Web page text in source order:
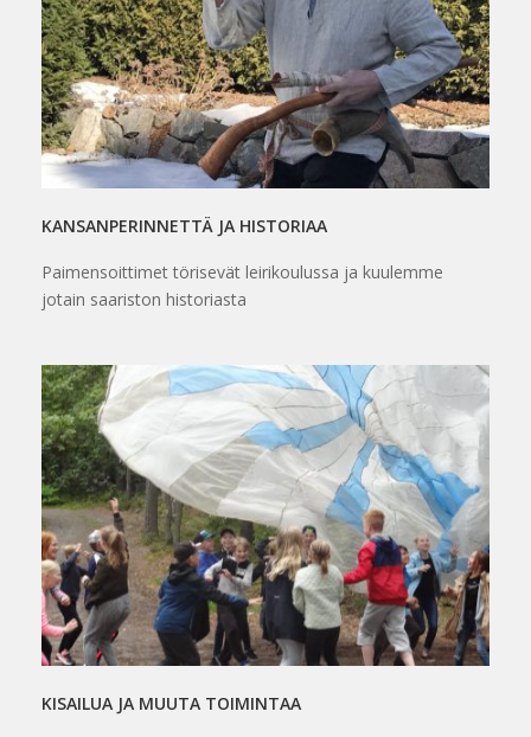
KANSANPERINNETTÄ JA HISTORIAA
Paimensoittimet törisevät leirikoulussa ja kuulemme
jotain saariston historiasta
KISAILUA JA MUUTA TOIMINTAA